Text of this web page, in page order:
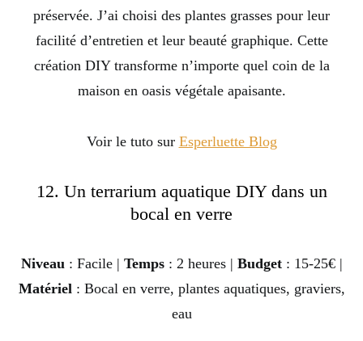
préservée. J’ai choisi des plantes grasses pour leur
facilité d’entretien et leur beauté graphique. Cette
création DIY transforme n’importe quel coin de la
maison en oasis végétale apaisante.
Voir le tuto sur Esperluette Blog
12. Un terrarium aquatique DIY dans un
bocal en verre
Niveau: Facile | Temps: 2 heures | Budget: 15-25€ |
Matériel: Bocal en verre, plantes aquatiques, graviers,
eau